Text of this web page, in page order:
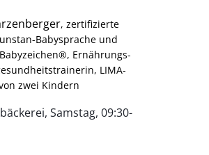
, zertifizierte
Babysprache und
Ernährungs-
LIMA-
zwei Kindern
Samstag, 09:30-